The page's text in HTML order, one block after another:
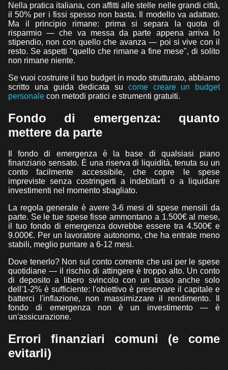
Nella pratica italiana, con affitti alle stelle nelle grandi città,
il 50% per i fissi spesso non basta. Il modello va adattato.
Ma il principio rimane: prima si separa la quota di
risparmio — che va messa da parte appena arriva lo
stipendio, non con quello che avanza — poi si vive con il
resto. Se aspetti "quello che rimane a fine mese", di solito
non rimane niente.
Se vuoi costruire il tuo budget in modo strutturato, abbiamo
scritto una guida dedicata su come creare un budget
personale con metodi pratici e strumenti gratuiti.
Fondo di emergenza: quanto
mettere da parte
Il fondo di emergenza è la base di qualsiasi piano
finanziario sensato. È una riserva di liquidità, tenuta su un
conto facilmente accessibile, che copre le spese
impreviste senza costringerti a indebitarti o a liquidare
investimenti nel momento sbagliato.
La regola generale è avere 3-6 mesi di spese mensili da
parte. Se le tue spese fisse ammontano a 1.500€ al mese,
il tuo fondo di emergenza dovrebbe essere tra 4.500€ e
9.000€. Per un lavoratore autonomo, che ha entrate meno
stabili, meglio puntare a 6-12 mesi.
Dove tenerlo? Non sul conto corrente che usi per le spese
quotidiane — il rischio di attingere è troppo alto. Un conto
di deposito a libero svincolo con un tasso anche solo
dell'1-2% è sufficiente: l'obiettivo è preservare il capitale e
batterci l'inflazione, non massimizzare il rendimento. Il
fondo di emergenza non è un investimento — è
un'assicurazione.
Errori finanziari comuni (e come
evitarli)